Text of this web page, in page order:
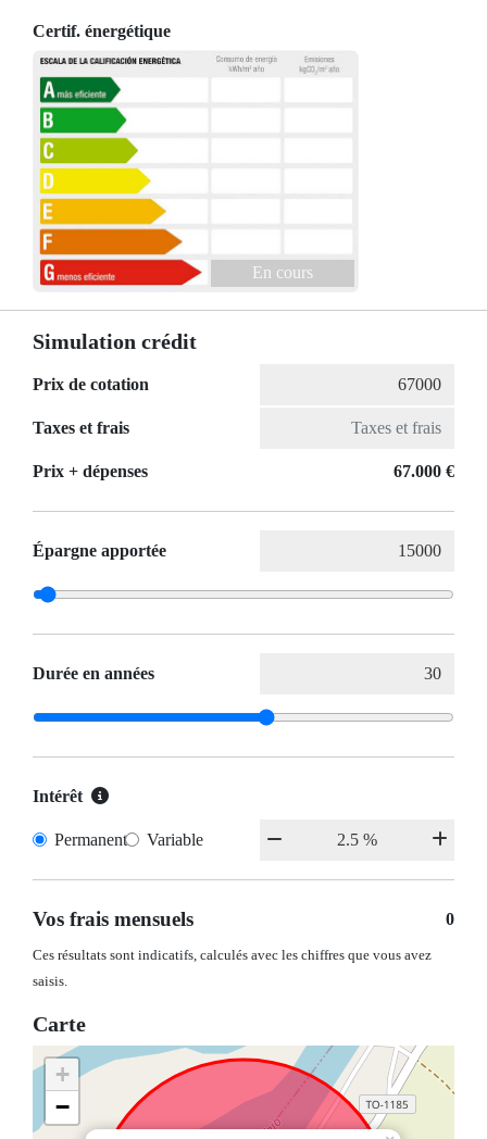
Certif. énergétique
En cours
Simulation crédit
Prix de cotation
Taxes et frais
Prix ​​+ dépenses 67.000 €
Épargne apportée
Durée en années
Intérêt
Permanent Variable
Vos frais mensuels 0
Ces résultats sont indicatifs, calculés avec les chiffres que vous avez
saisis.
Carte
+
−